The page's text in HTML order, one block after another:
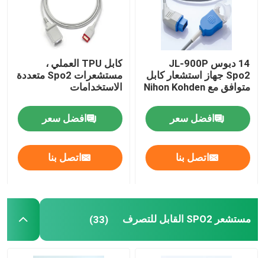
كابل محول IBP
محول طاقة IBP يمكن التخلص منه
ناقل مراقبة الجنين
14 دبوس JL-900P
Spo2 جهاز استشعار كابل
متوافق مع Nihon Kohden
افضل سعر
اتصل بنا
كابل TPU العملي ،
مستشعرات Spo2 متعددة
الاستخدامات
افضل سعر
اتصل بنا
مستشعر SPO2 القابل للتصرف (33)